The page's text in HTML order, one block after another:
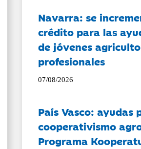
Navarra: se
crédito para las
de jóvenes
profesionales
07/08/2026
País Vasco: ayudas
cooperativismo
Programa